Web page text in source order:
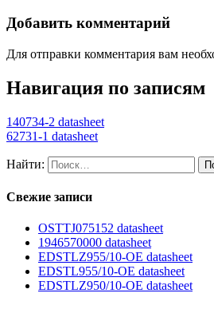
Добавить комментарий
Для отправки комментария вам
Навигация по записям
140734-2 datasheet
62731-1 datasheet
Найти:
Свежие записи
OSTTJ075152 datasheet
1946570000 datasheet
EDSTLZ955/10-OE datasheet
EDSTL955/10-OE datasheet
EDSTLZ950/10-OE datasheet